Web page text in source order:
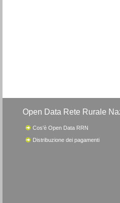
Open Data Rete Rurale
Cos'è Open Data RRN
Distribuzione dei pagamenti